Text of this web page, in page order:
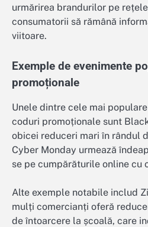
urmărirea brandurilor pe
consumatorii să rămână
viitoare.
Exemple de evenimente
promoționale
Unele dintre cele mai
coduri promoționale sunt
obicei reduceri mari în rândul
Cyber Monday urmează
se pe cumpărăturile online cu
Alte exemple notabile includ
mulți comercianți oferă
de întoarcere la școală, care